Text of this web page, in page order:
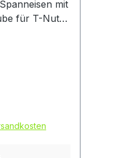
für T-Nuten